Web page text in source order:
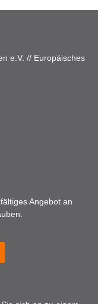
e.V. // Europäisches
Angebot an